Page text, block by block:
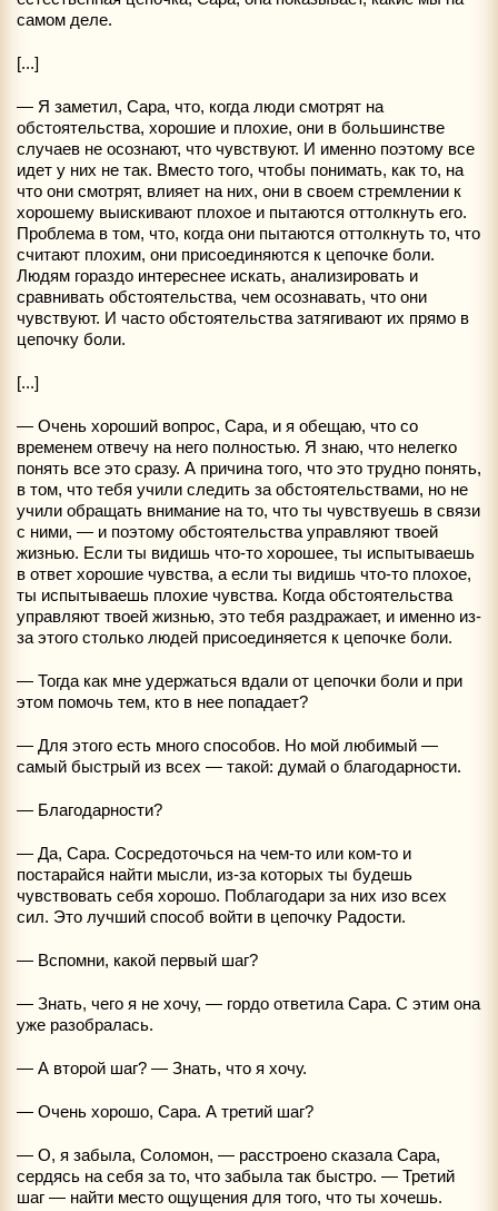
самом деле.
[...]
— Я заметил, Сара, что, когда люди смотрят на
обстоятельства, хорошие и плохие, они в большинстве
случаев не осознают, что чувствуют. И именно поэтому все
идет у них не так. Вместо того, чтобы понимать, как то, на
что они смотрят, влияет на них, они в своем стремлении к
хорошему выискивают плохое и пытаются оттолкнуть его.
Проблема в том, что, когда они пытаются оттолкнуть то, что
считают плохим, они присоединяются к цепочке боли.
Людям гораздо интереснее искать, анализировать и
сравнивать обстоятельства, чем осознавать, что они
чувствуют. И часто обстоятельства затягивают их прямо в
цепочку боли.
[...]
— Очень хороший вопрос, Сара, и я обещаю, что со
временем отвечу на него полностью. Я знаю, что нелегко
понять все это сразу. А причина того, что это трудно понять,
в том, что тебя учили следить за обстоятельствами, но не
учили обращать внимание на то, что ты чувствуешь в связи
с ними, — и поэтому обстоятельства управляют твоей
жизнью. Если ты видишь что-то хорошее, ты испытываешь
в ответ хорошие чувства, а если ты видишь что-то плохое,
ты испытываешь плохие чувства. Когда обстоятельства
управляют твоей жизнью, это тебя раздражает, и именно из-
за этого столько людей присоединяется к цепочке боли.
— Тогда как мне удержаться вдали от цепочки боли и при
этом помочь тем, кто в нее попадает?
— Для этого есть много способов. Но мой любимый —
самый быстрый из всех — такой: думай о благодарности.
— Благодарности?
— Да, Сара. Сосредоточься на чем-то или ком-то и
постарайся найти мысли, из-за которых ты будешь
чувствовать себя хорошо. Поблагодари за них изо всех
сил. Это лучший способ войти в цепочку Радости.
— Вспомни, какой первый шаг?
— Знать, чего я не хочу, — гордо ответила Сара. С этим она
уже разобралась.
— А второй шаг? — Знать, что я хочу.
— Очень хорошо, Сара. А третий шаг?
— О, я забыла, Соломон, — расстроено сказала Сара,
сердясь на себя за то, что забыла так быстро. — Третий
шаг — найти место ощущения для того, что ты хочешь.